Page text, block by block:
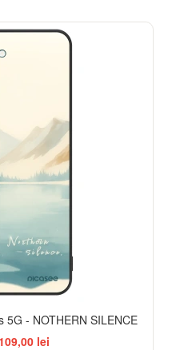
5G - NOTHERN SILENCE
lei